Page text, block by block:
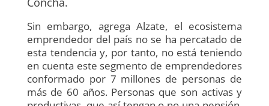
Sin embargo, agrega Alzate, el ecosistema
emprendedor del país no se ha percatado de
esta tendencia y, por tanto, no está teniendo
en cuenta este segmento de emprendedores
conformado por 7 millones de personas de
más de 60 años. Personas que son activas y